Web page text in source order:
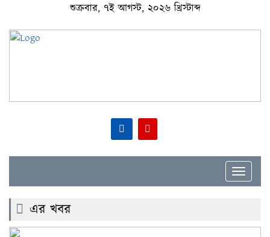
শুক্রবার, ৭ই আগস্ট, ২০২৬ খ্রিস্টাব্দ
Toggle
এর খবর